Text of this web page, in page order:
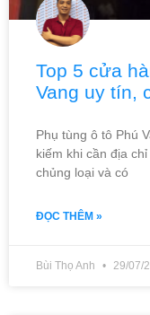
Top 5 cửa
Vang uy tín,
Phụ tùng ô tô Phú
kiếm khi cần địa
chủng loại và có
ĐỌC THÊM »
Bùi Thọ Anh 29/07/